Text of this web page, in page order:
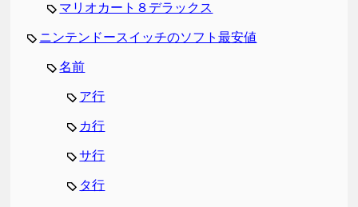
マリオカート８デラックス
ニンテンドースイッチのソフト最安値
名前
ア行
カ行
サ行
タ行